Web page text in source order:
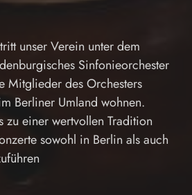
unser Verein unter dem
Sinfonieorchester
Mitglieder des Orchesters
Berliner Umland wohnen.
zu einer wertvollen Tradition
sowohl in Berlin als auch